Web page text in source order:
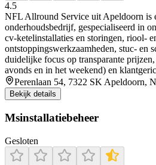
4.5
NFL Allround Service uit Apeldoorn is
onderhoudsbedrijf, gespecialiseerd in
cv‑ketelinstallaties en storingen, riool-
ontstoppingswerkzaamheden, stuc‑ en
duidelijke focus op transparante
avonds en in het weekend) en
Perenlaan 54, 7322 SK Apeldoorn,
Bekijk details
Msinstallatiebeheer
Gesloten